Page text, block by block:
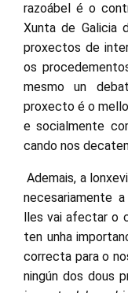
razoábel é o
Xunta de Galicia
proxectos de
os
mesmo un
proxecto é o
e socialmente
cando nos
Ademais, a
necesariamente
lles vai afectar o
ten unha
correcta para o
ningún dos dous